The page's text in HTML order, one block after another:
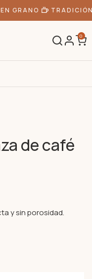
GRANO TRADICIÓN
0
de café
y sin porosidad.